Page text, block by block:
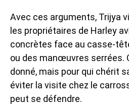
Avec ces arguments, Trijya
les propriétaires de Harley
concrètes face au casse-
ou des manœuvres serrées.
donné, mais pour qui chérit
éviter la visite chez le
peut se défendre.